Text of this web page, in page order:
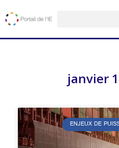
janvier
ENJEUX DE